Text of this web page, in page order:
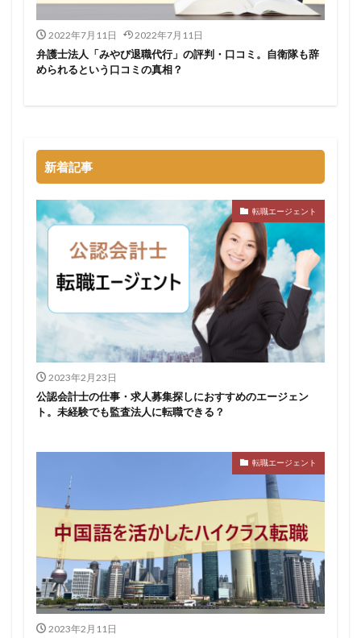
2022年7月11日 2022年7月11日
弁護士法人「みやび退職代行」の評判・口コミ。自衛隊も辞
められるという口コミの真相？
新着記事
転職エージェント
2023年2月23日
公認会計士の仕事・求人募集探しにおすすめのエージェン
ト。未経験でも監査法人に転職できる？
転職エージェント
2023年2月11日